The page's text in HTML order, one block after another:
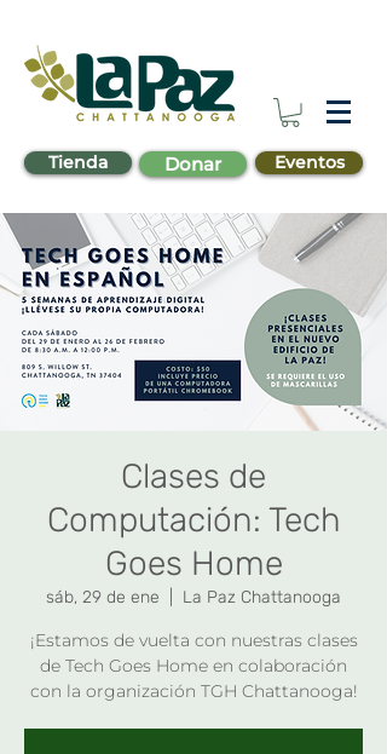
Tienda Donar Eventos
Clases de
Computación: Tech
Goes Home
sáb, 29 de ene La Paz Chattanooga
¡Estamos de vuelta con nuestras clases
de Tech Goes Home en colaboración
con la organización TGH Chattanooga!